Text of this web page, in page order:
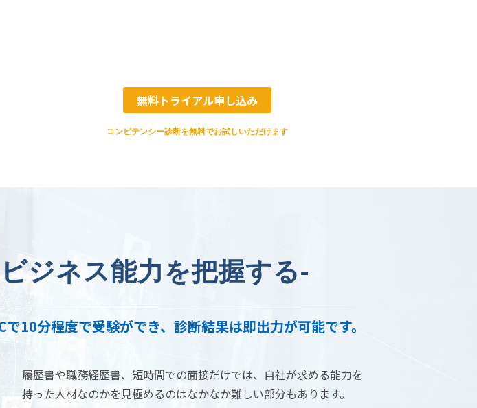
無料トライアル申し込み
コンピテンシー診断を無料でお試しいただけます
ジネス能力を把握する-
10分程度で受験ができ、診断結果は即出力が可能です。
履歴書や職務経歴書、短時間での面接だけでは、自社が求める能力を
持った人材なのかを見極めるのはなかなか難しい部分もあります。